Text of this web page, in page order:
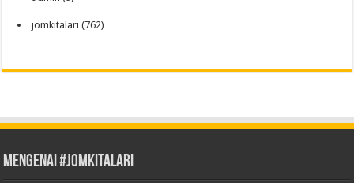
jomkitalari (762)
Mengenai #JOMKITALARI